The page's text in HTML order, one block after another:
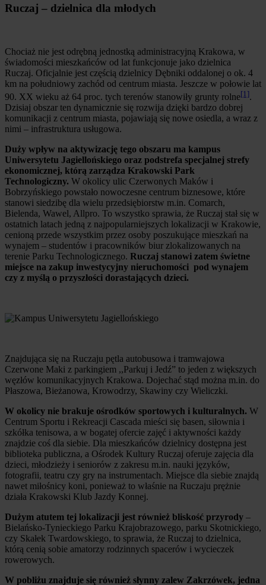
Ruczaj – dzielnica dla młodych
Chociaż nie jest odrębną jednostką administracyjną Krakowa, w
świadomości mieszkańców od lat funkcjonuje jako dzielnica
Ruczaj. Oficjalnie jest częścią dzielnicy Dębniki oddalonej o ok. 4
km na południowy zachód od centrum miasta. Jeszcze w połowie lat
90. XX wieku aż 64 proc. tych terenów stanowiły grunty rolne[1].
Dzisiaj obszar ten dynamicznie się rozwija dzięki bardzo dobrej
komunikacji z centrum miasta, pojawiają się nowe osiedla, a wraz z
nimi – infrastruktura usługowa.
Duży wpływ na aktywizację tego obszaru ma kampus
Uniwersytetu Jagiellońskiego oraz podstrefa specjalnej strefy
ekonomicznej, którą zarządza Krakowski Park
Technologiczny. W okolicy ulic Czerwonych Maków i
Bobrzyńskiego powstało nowoczesne centrum biznesowe, które
stanowi siedzibę dla wielu przedsiębiorstw m.in. Comarch,
Bielenda, Wawel, Allpro. To wszystko sprawia, że Ruczaj stał się w
ostatnich latach jedną z najpopularniejszych lokalizacji w Krakowie,
cenioną przede wszystkim przez osoby poszukujące mieszkań na
wynajem – studentów i pracowników biur zlokalizowanych na
terenie Parku Technologicznego. Ruczaj stanowi zatem świetne
miejsce na zakup inwestycyjny nieruchomości pod wynajem
czy z myślą o przyszłości dorastających dzieci.
Znajdująca się na Ruczaju pętla autobusowa i tramwajowa
Czerwone Maki z parkingiem ,,Parkuj i Jedź” to jeden z większych
węzłów komunikacyjnych Krakowa. Dojechać stąd można m.in. do
Płaszowa, Bieżanowa, Krowodrzy, Skawiny czy Wieliczki.
W okolicy nie brakuje ośrodków sportowych i kulturalnych. W
Centrum Sportu i Rekreacji Cascada mieści się basen, siłownia i
szkółka tenisowa, a w bogatej ofercie zajęć i aktywności każdy
znajdzie coś dla siebie. Dla mieszkańców dzielnicy dostępna jest
biblioteka publiczna, a Ośrodek Kultury Ruczaj oferuje zajęcia dla
dzieci, młodzieży i seniorów z zakresu m.in. nauki języków,
fotografii, teatru czy gry na instrumentach. Miejsce dla siebie znajdą
nawet miłośnicy koni, ponieważ to właśnie na Ruczaju prężnie
działa Krakowski Klub Jazdy Konnej.
Dużym atutem tej lokalizacji jest również bliskość przyrody –
Bielańsko-Tynieckiego Parku Krajobrazowego, parku Skotnickiego,
czy Skałek Twardowskiego, to sprawia, że Ruczaj to dzielnica,
którą cenią sobie amatorzy rodzinnych spacerów i wycieczek
rowerowych.
W pobliżu znajduje się również słynny zalew Zakrzówek, jedna